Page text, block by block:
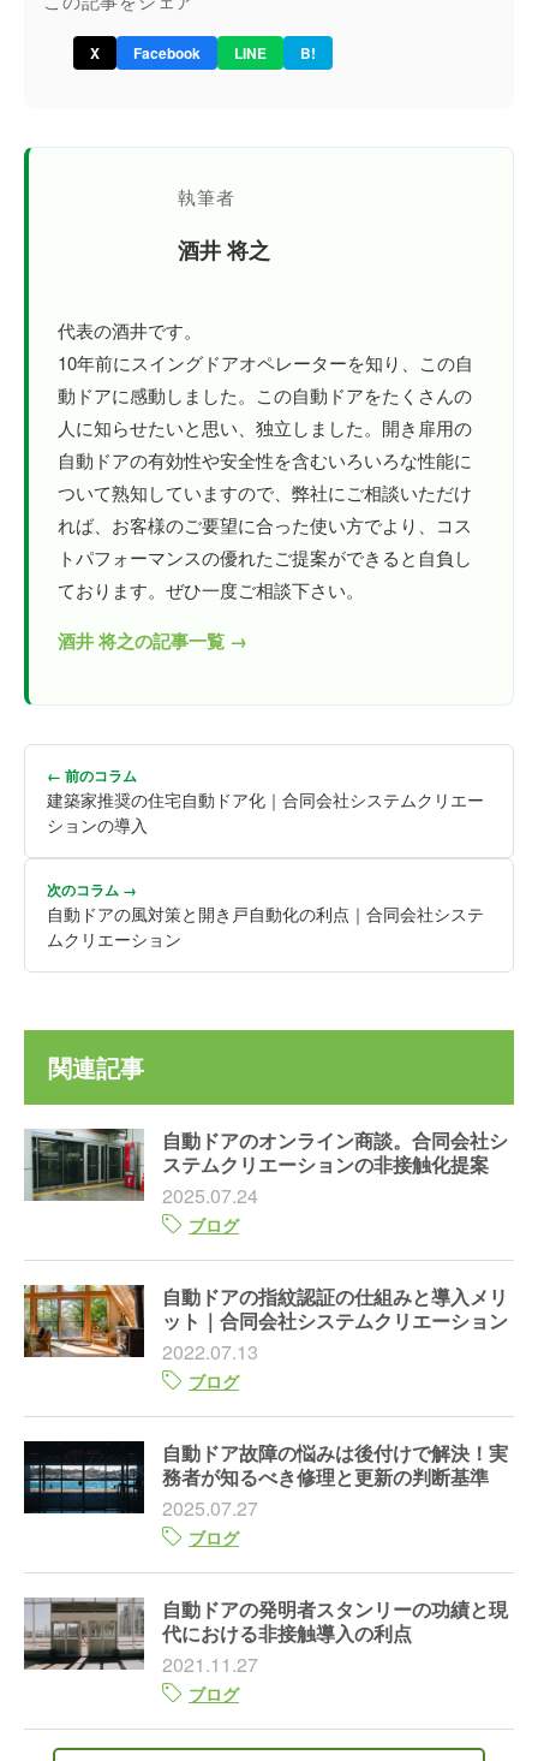
X Facebook LINE B!
執筆者
酒井 将之
代表の酒井です。
10年前にスイングドアオペレーターを知り、この自
動ドアに感動しました。この自動ドアをたくさんの
人に知らせたいと思い、独立しました。開き扉用の
自動ドアの有効性や安全性を含むいろいろな性能に
ついて熟知していますので、弊社にご相談いただけ
れば、お客様のご要望に合った使い方でより、コス
トパフォーマンスの優れたご提案ができると自負し
ております。ぜひ一度ご相談下さい。
酒井 将之の記事一覧 →
← 前のコラム
建築家推奨の住宅自動ドア化｜合同会社システムクリエー
ションの導入
次のコラム →
自動ドアの風対策と開き戸自動化の利点｜合同会社システ
ムクリエーション
関連記事
自動ドアのオンライン商談。合同会社シ
ステムクリエーションの非接触化提案
2025.07.24
ブログ
自動ドアの指紋認証の仕組みと導入メリ
ット｜合同会社システムクリエーション
2022.07.13
ブログ
自動ドア故障の悩みは後付けで解決！実
務者が知るべき修理と更新の判断基準
2025.07.27
ブログ
自動ドアの発明者スタンリーの功績と現
代における非接触導入の利点
2021.11.27
ブログ